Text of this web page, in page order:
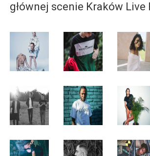
głównej scenie Kraków Live